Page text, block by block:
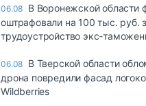
06.08 В Воронежской области
оштрафовали на 100 тыс. руб.
трудоустройство экс-
06.08 В Тверской области
дрона повредили фасад
Wildberries